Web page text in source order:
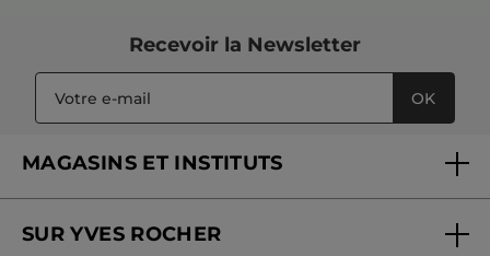
Recevoir la Newsletter
OK
MAGASINS ET INSTITUTS
Soins en institut
SUR YVES ROCHER